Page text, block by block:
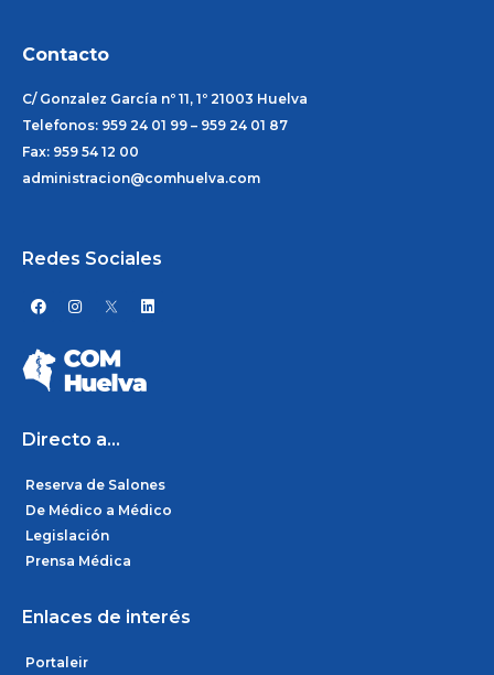
Contacto
C/ Gonzalez García nº 11, 1º 21003 Huelva
Telefonos: 959 24 01 99 – 959 24 01 87
Fax: 959 54 12 00
administracion@comhuelva.com
Redes Sociales
F
a
e
b
o
o
I
n
a
g
r
L
i
i
Directo a...
Reserva de Salones
De Médico a Médico
Legislación
Prensa Médica
Enlaces de interés
Portaleir